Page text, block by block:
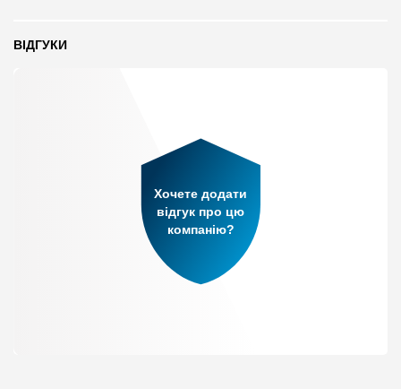
ВІДГУКИ
Хочете додати
відгук про цю
компанію?